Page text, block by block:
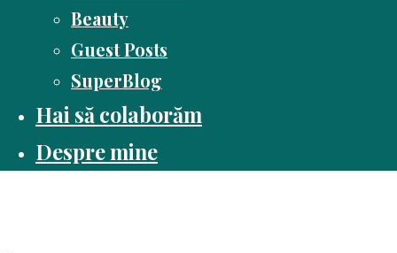
Beauty
Guest Posts
SuperBlog
Hai să colaborăm
Despre mine